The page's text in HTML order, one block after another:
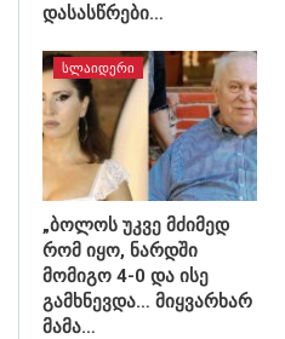
დასასწრები…
ᲡᲚᲐᲘᲓᲔᲠᲘ
„ბოლოს უკვე მძიმედ
რომ იყო, ნარდში
მომიგო 4-0 და ისე
გამხნევდა… მიყვარხარ
მამა…